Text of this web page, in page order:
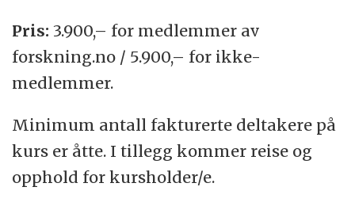
Pris: 3.900,– for medlemmer av
forskning.no / 5.900,– for ikke-
medlemmer.
Minimum antall fakturerte deltakere på
kurs er åtte. I tillegg kommer reise og
opphold for kursholder/e.